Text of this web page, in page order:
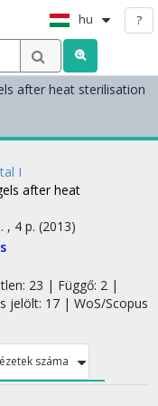
hu ?
after heat sterilisation
I
after heat
, 4 p. (2013)
23 | Függő: 2 |
jelölt: 17 | WoS/Scopus
száma